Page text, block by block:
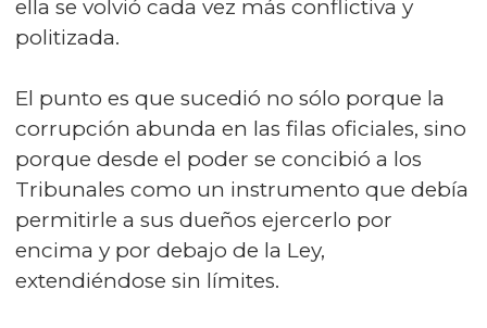
ella se volvió cada vez más conflictiva y
politizada.
El punto es que sucedió no sólo porque la
corrupción abunda en las filas oficiales, sino
porque desde el poder se concibió a los
Tribunales como un instrumento que debía
permitirle a sus dueños ejercerlo por
encima y por debajo de la Ley,
extendiéndose sin límites.